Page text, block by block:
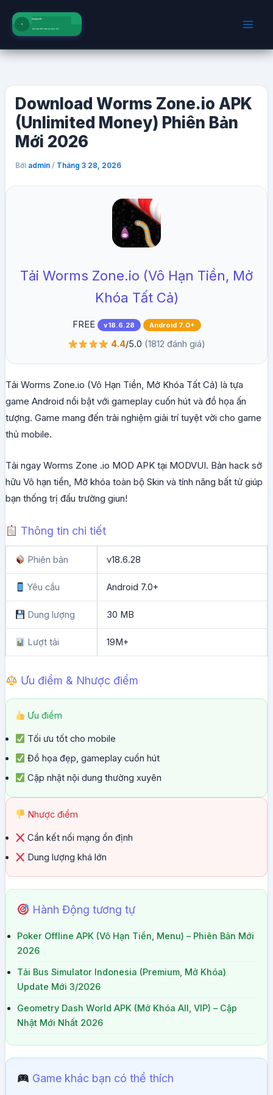
dung
Download Worms Zone.io APK
(Unlimited Money) Phiên Bản
Mới 2026
Bởi admin / Tháng 3 28, 2026
Tải Worms Zone.io (Vô Hạn Tiền, Mở
Khóa Tất Cả)
FREE v18.6.28 Android 7.0+
4.4/5.0 (1812 đánh giá)
Tải Worms Zone.io (Vô Hạn Tiền, Mở Khóa Tất Cả) là tựa
game Android nổi bật với gameplay cuốn hút và đồ họa ấn
tượng. Game mang đến trải nghiệm giải trí tuyệt vời cho game
thủ mobile.
Tải ngay Worms Zone .io MOD APK tại MODVUI. Bản hack sở
hữu Vô hạn tiền, Mở khóa toàn bộ Skin và tính năng bất tử giúp
bạn thống trị đấu trường giun!
Thông tin chi tiết
Phiên bản v18.6.28
Yêu cầu Android 7.0+
Dung lượng 30 MB
Lượt tải 19M+
Ưu điểm & Nhược điểm
Ưu điểm
Tối ưu tốt cho mobile
Đồ họa đẹp, gameplay cuốn hút
Cập nhật nội dung thường xuyên
Nhược điểm
Cần kết nối mạng ổn định
Dung lượng khá lớn
Hành Động tương tự
Poker Offline APK (Vô Hạn Tiền, Menu) – Phiên Bản Mới
2026
Tải Bus Simulator Indonesia (Premium, Mở Khóa)
Update Mới 3/2026
Geometry Dash World APK (Mở Khóa All, VIP) – Cập
Nhật Mới Nhất 2026
Game khác bạn có thể thích